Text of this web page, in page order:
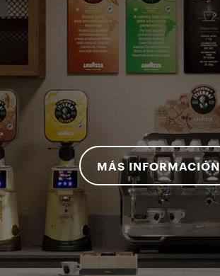
MÁS INFORMACIÓN